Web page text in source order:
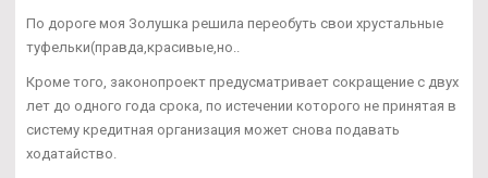
По дороге моя Золушка решила переобуть свои хрустальные
туфельки(правда,красивые,но..
Кроме того, законопроект предусматривает сокращение с двух
лет до одного года срока, по истечении которого не принятая в
систему кредитная организация может снова подавать
ходатайство.